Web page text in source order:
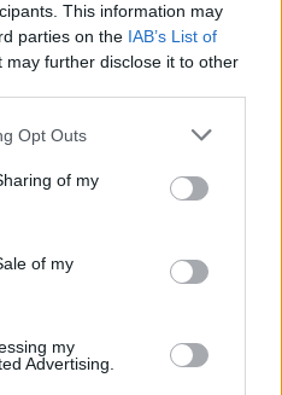
This information may
parties on the IAB’s List of
may further disclose it to other
uses one or more Google
behaviour. You may click to
and its third-party tags to
purposes in below Google
Opt Outs
of my
of my
my
Advertising.
#RTL+ #RTL